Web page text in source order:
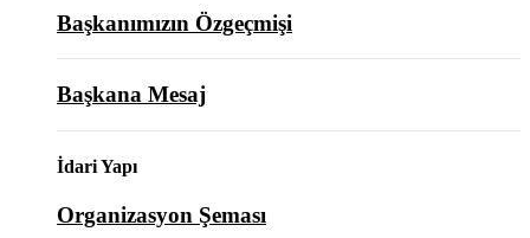
Başkanımızın Özgeçmişi
Başkana Mesaj
İdari Yapı
Organizasyon Şeması